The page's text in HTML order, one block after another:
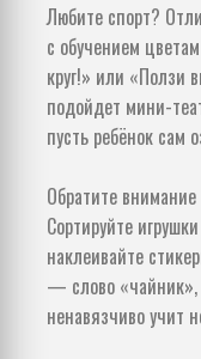
Любите спорт?
с обучением
круг!» или «Ползи
подойдет мини-
пусть ребёнок сам
Обратите
Сортируйте
наклеивайте
— слово «чайник»,
ненавязчиво учит